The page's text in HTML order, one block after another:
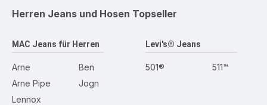
Herren Jeans und Hosen Topseller
MAC Jeans für Herren
Arne
Arne Pipe
Lennox
Ben
Jogn
Levi's® Jeans
501® 511™